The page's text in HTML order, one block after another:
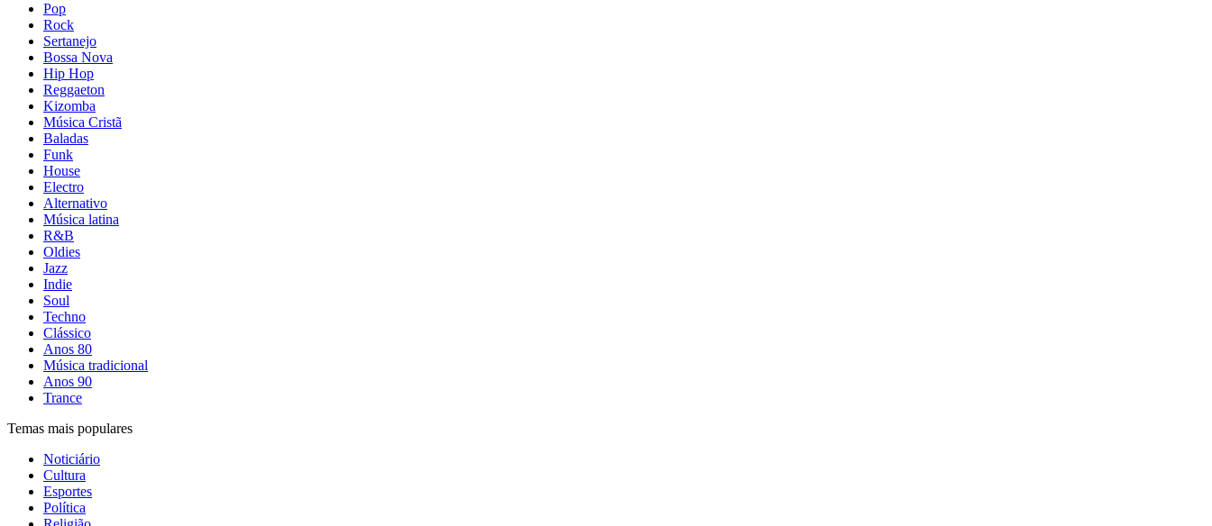
Pop
Rock
Sertanejo
Bossa Nova
Hip Hop
Reggaeton
Kizomba
Música Cristã
Baladas
Funk
House
Electro
Alternativo
Música latina
R&B
Oldies
Jazz
Indie
Soul
Techno
Clássico
Anos 80
Música tradicional
Anos 90
Trance
Temas mais populares
Noticiário
Cultura
Esportes
Política